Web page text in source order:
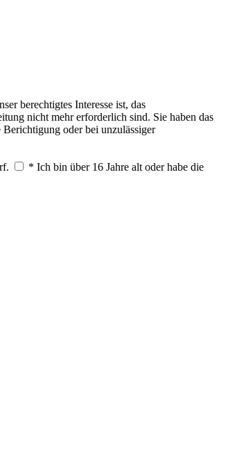
berechtigtes Interesse ist, das
nicht mehr erforderlich sind. Sie haben das
oder bei unzulässiger
* Ich bin über 16 Jahre alt oder habe die